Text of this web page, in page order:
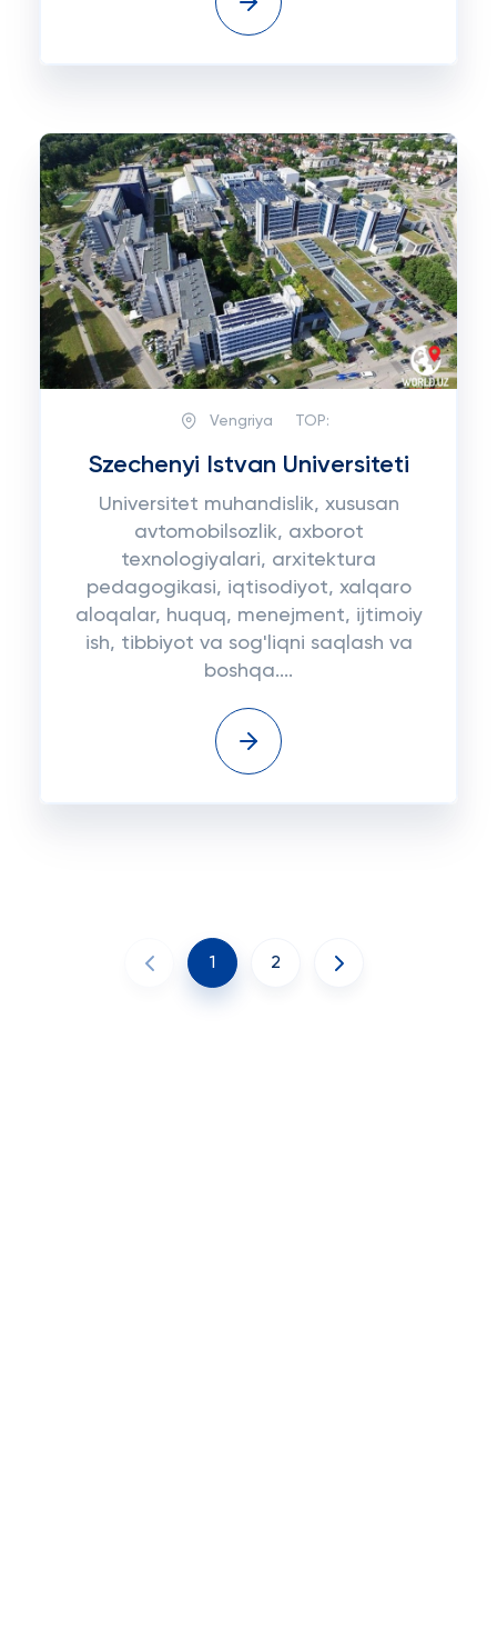
Vengriya TOP:
Szechenyi Istvan Universiteti
Universitet muhandislik, xususan
avtomobilsozlik, axborot
texnologiyalari, arxitektura
pedagogikasi, iqtisodiyot, xalqaro
aloqalar, huquq, menejment, ijtimoiy
ish, tibbiyot va sog'liqni saqlash va
boshqa....
1 2